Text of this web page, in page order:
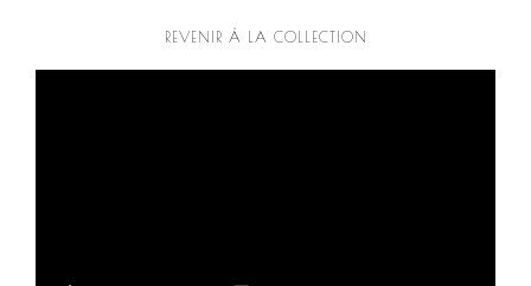
REVENIR À LA COLLECTION